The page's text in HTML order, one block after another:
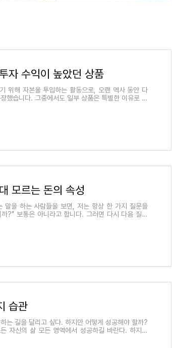
자 수익이 높았던 상품
위해 자본을 투입하는 활동으로, 오랜 역사 동안 다
했습니다. 그중에서도 일부 상품은 특별한 이유로 높
모르는 돈의 속성
말을 하는 사람들을 보면, 저는 항상 한 가지 질문을
?" 보통은 아니라고 합니다. 그러면 다시 다음 질문
습관
는 길을 달리고 싶다. 하지만 어떻게 성공해야 할까?
자신의 삶 모든 영역에서 성공하길 바란다. 하지만